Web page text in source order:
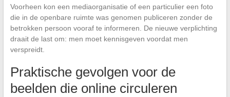
Voorheen kon een mediaorganisatie of een particulier een foto
die in de openbare ruimte was genomen publiceren zonder de
betrokken persoon vooraf te informeren. De nieuwe verplichting
draait de last om: men moet kennisgeven voordat men
verspreidt.
Praktische gevolgen voor de
beelden die online circuleren